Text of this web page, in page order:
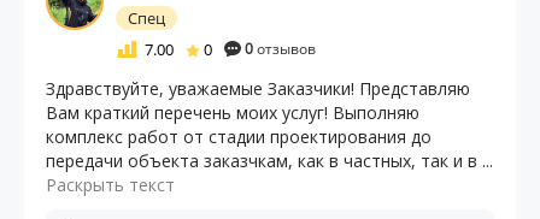
Спец
7.00
0 0отзывов
Здравствуйте, уважаемые Заказчики! Представляю
Вам краткий перечень моих услуг! Выполняю
комплекс работ от стадии проектирования до
передачи объекта заказчкам, как в частных, так и в ...
Раскрыть текст